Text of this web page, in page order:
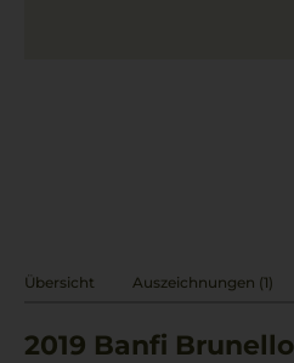
Übersicht Auszeichnungen (1)
2019 Banfi